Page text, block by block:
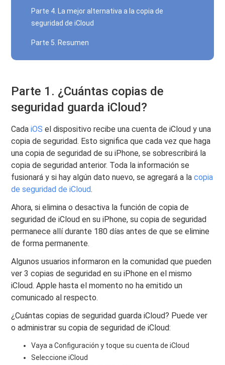
Parte 4. La mejor alternativa a la copia de
seguridad de iCloud
Parte 5. Resumen
Parte 1. ¿Cuántas copias de
seguridad guarda iCloud?
Cada iOS el dispositivo recibe una cuenta de iCloud y una
copia de seguridad. Esto significa que cada vez que haga
una copia de seguridad de su iPhone, se sobrescribirá la
copia de seguridad anterior. Toda la información se
fusionará y si hay algún dato nuevo, se agregará a lacopia
de seguridad de iCloud.
Ahora, si elimina o desactiva la función de copia de
seguridad de iCloud en su iPhone, su copia de seguridad
permanece allí durante 180 días antes de que se elimine
de forma permanente.
Algunos usuarios informaron en la comunidad que pueden
ver 3 copias de seguridad en su iPhone en el mismo
iCloud. Apple hasta el momento no ha emitido un
comunicado al respecto.
¿Cuántas copias de seguridad guarda iCloud? Puede ver
o administrar su copia de seguridad de iCloud:
Vaya a Configuración y toque su cuenta de iCloud
Seleccione iCloud